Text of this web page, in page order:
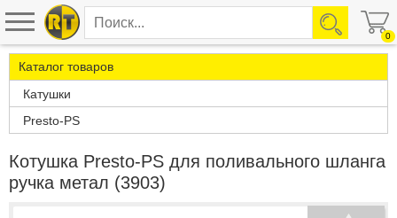
0
Каталог товаров
Катушки
Presto-PS
Котушка Presto-PS для поливального шланга
ручка метал (3903)